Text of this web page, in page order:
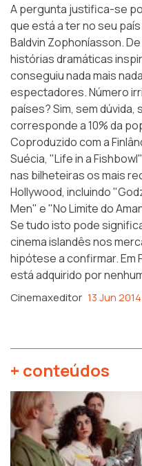
A pergunta justifica-se
que está a ter no seu
Baldvin Zophoníasson.
histórias dramáticas
conseguiu nada mais
espectadores. Número
países? Sim, sem dúvida,
corresponde a 10% da
Coproduzido com a
Suécia, "Life in a
nas bilheteiras os mais
Hollywood, incluindo
Men" e "No Limite do
Se tudo isto pode
cinema islandês nos
hipótese a confirmar. Em
está adquirido por
Cinemaxeditor 13 Jun 2014
+ conteúdos